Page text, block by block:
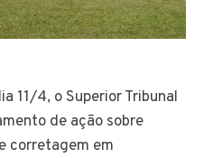
11/4, o Superior Tribunal
de ação sobre
corretagem em